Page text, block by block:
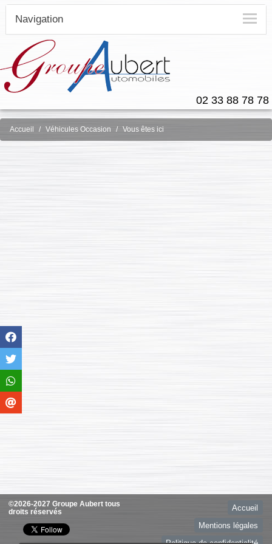
02 33 88 78 78
Navigation
Accueil Véhicules Occasion Vous êtes ici
©2026-2027 Groupe Aubert tous
droits réservés
Accueil
Mentions légales